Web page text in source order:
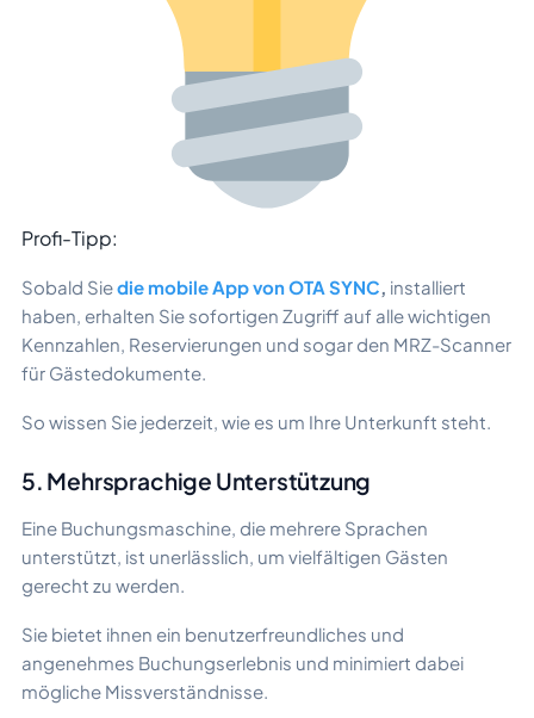
Profi-Tipp:
Sobald Siedie mobile App von OTA SYNC, installiert
haben, erhalten Sie sofortigen Zugriff auf alle wichtigen
Kennzahlen, Reservierungen und sogar den MRZ-Scanner
für Gästedokumente.
So wissen Sie jederzeit, wie es um Ihre Unterkunft steht.
5. Mehrsprachige Unterstützung
Eine Buchungsmaschine, die mehrere Sprachen
unterstützt, ist unerlässlich, um vielfältigen Gästen
gerecht zu werden.
Sie bietet ihnen ein benutzerfreundliches und
angenehmes Buchungserlebnis und minimiert dabei
mögliche Missverständnisse.